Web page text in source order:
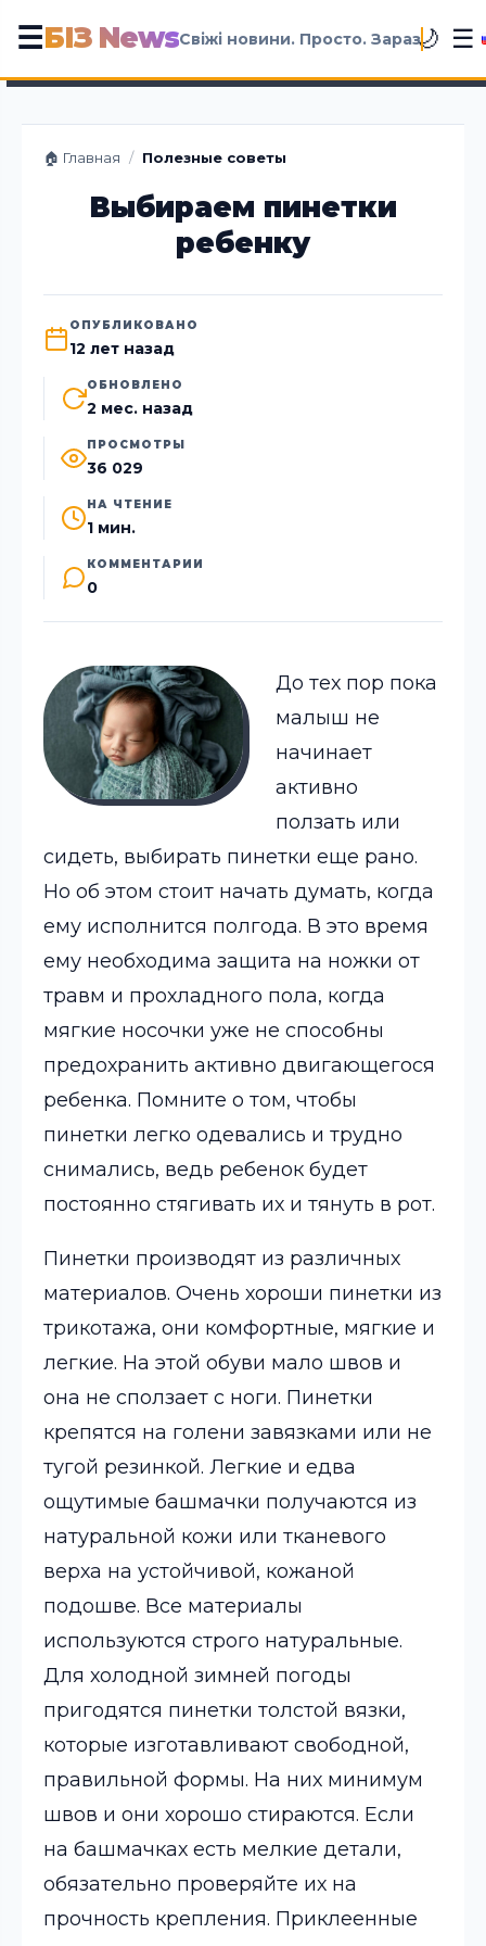
☰БІЗ NewsСвіжі новини. Просто. Зараз🌙 ☰
🏠 Главная / Полезные советы
Выбираем пинетки
ребенку
ОПУБЛИКОВАНО
12 лет назад
ОБНОВЛЕНО
2 мес. назад
ПРОСМОТРЫ
36 029
НА ЧТЕНИЕ
1 мин.
КОММЕНТАРИИ
0
До тех пор пока
малыш не
начинает
активно
ползать или
сидеть, выбирать пинетки еще рано.
Но об этом стоит начать думать, когда
ему исполнится полгода. В это время
ему необходима защита на ножки от
травм и прохладного пола, когда
мягкие носочки уже не способны
предохранить активно двигающегося
ребенка. Помните о том, чтобы
пинетки легко одевались и трудно
снимались, ведь ребенок будет
постоянно стягивать их и тянуть в рот.
Пинетки производят из различных
материалов. Очень хороши пинетки из
трикотажа, они комфортные, мягкие и
легкие. На этой обуви мало швов и
она не сползает с ноги. Пинетки
крепятся на голени завязками или не
тугой резинкой. Легкие и едва
ощутимые башмачки получаются из
натуральной кожи или тканевого
верха на устойчивой, кожаной
подошве. Все материалы
используются строго натуральные.
Для холодной зимней погоды
пригодятся пинетки толстой вязки,
которые изготавливают свободной,
правильной формы. На них минимум
швов и они хорошо стираются. Если
на башмачках есть мелкие детали,
обязательно проверяйте их на
прочность крепления. Приклеенные